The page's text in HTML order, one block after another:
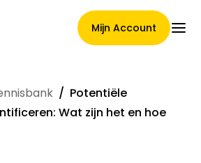
Mijn Account
/ Potentiële
Wat zijn het en hoe